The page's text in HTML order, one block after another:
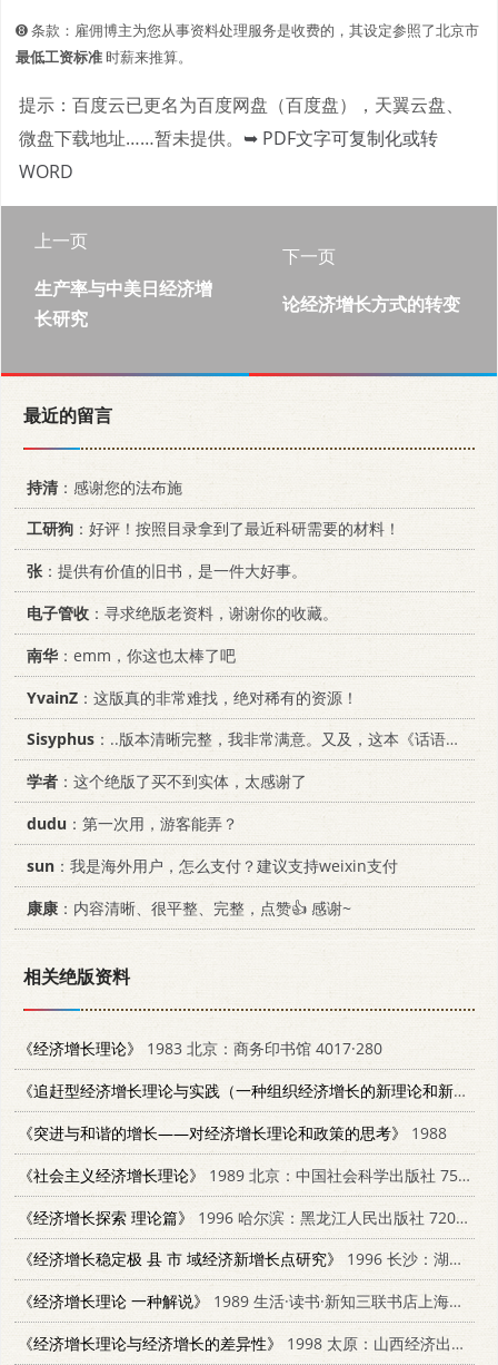
➑ 条款：雇佣博主为您从事资料处理服务是收费的，其设定参照了北京市
最低工资标准时薪来推算。
提示：百度云已更名为百度网盘（百度盘），天翼云盘、
微盘下载地址……暂未提供。 ➥ PDF文字可复制化或转
WORD
上一页
生产率与中美日经济增
长研究
下一页
论经济增长方式的转变
最近的留言
持清：感谢您的法布施
工研狗 ：好评！按照目录拿到了最近科研需要的材料！
张：提供有价值的旧书，是一件大好事。
电子管收 ：寻求绝版老资料，谢谢你的收藏。
南华：emm，你这也太棒了吧
YvainZ ：这版真的非常难找，绝对稀有的资源！
Sisyphus ：..版本清晰完整，我非常满意。又及，这本《话语的真相》...
学者 ：这个绝版了买不到实体，太感谢了
dudu ：第一次用，游客能弄？
sun ：我是海外用户，怎么支付？建议支持weixin支付
康康 ：内容清晰、很平整、完整，点赞👍 感谢~
相关绝版资料
《经济增长理论》
1983 北京：商务印书馆 4017·280
《追赶型经济增长理论与实践（一种组织经济增长的新理论和新思路）》
《突进与和谐的增长——对经济增长理论和政策的思考》
1988
《社会主义经济增长理论》
1989 北京：中国社会科学出版社 7500403038
《经济增长探索 理论篇》 1996 哈尔滨：黑龙江人民出版社 7207034490
《经济增长稳定极 县 市 域经济新增长点研究》
1996 长沙：湖南大学出版社 7810530720
《经济增长理论 一种解说》
1989 生活·读书·新知三联书店上海分店 7542602357
《经济增长理论与经济增长的差异性》
1998 太原：山西经济出版社 7806362371